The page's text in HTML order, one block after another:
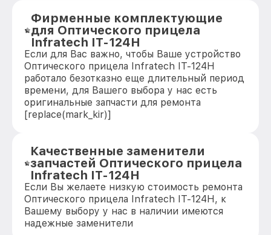
Фирменные комплектующие
для Оптического прицела
Infratech IT-124Н
Если для Вас важно, чтобы Ваше устройство
Оптического прицела Infratech IT-124Н
работало безотказно еще длительный период
времени, для Вашего выбора у нас есть
оригинальные запчасти для ремонта
[replace(mark_kir)]
Качественные заменители
запчастей Оптического прицела
Infratech IT-124Н
Если Вы желаете низкую стоимость ремонта
Оптического прицела Infratech IT-124Н, к
Вашему выбору у нас в наличии имеются
надежные заменители